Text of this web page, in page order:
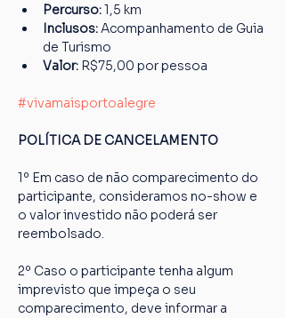
Percurso: 1,5 km
Inclusos: Acompanhamento de Guia
de Turismo
Valor: R$75,00 por pessoa
#vivamaisportoalegre
POLÍTICA DE CANCELAMENTO
1º Em caso de não comparecimento do
participante, consideramos no-show e
o valor investido não poderá ser
reembolsado.
2º Caso o participante tenha algum
imprevisto que impeça o seu
comparecimento, deve informar a